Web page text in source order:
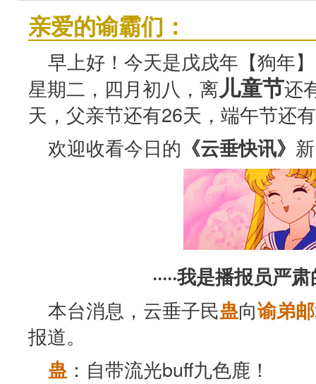
亲爱的谕霸们：
早上好！今天是戊戌年【狗年
星期二，四月初八，离儿童节还
天，父亲节还有26天，端午节还
欢迎收看今日的 《云垂快讯》
·····我是播报员严肃
本台消息，云垂子民蛊向谕弟
报道。
蛊 ：自带流光buff九色鹿！